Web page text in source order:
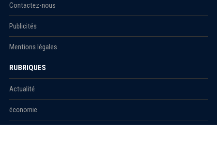
Contactez-nous
Publicités
Mentions légales
RUBRIQUES
Actualité
économie